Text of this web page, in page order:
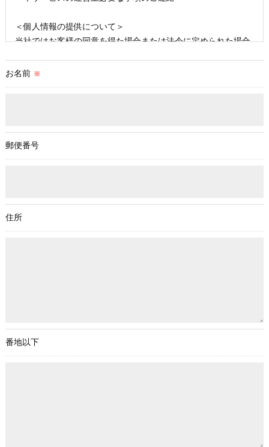
＜個人情報の提供について＞
当社ではお客様の同意を得た場合または法令に定められた場合
取得した個人情報を第三者に提供することはいたしません。
これらの委託先に対しては個人情報保護契約等の措置をとり、
理対策を実施します。
続を定めさせて頂いております。
ご本人である事を確認のうえ、対応させて頂きます。
個人情報の開示･訂正･削除・利用停止の具体的手続きにつきま
お名前 ※
郵便番号
住所
番地以下